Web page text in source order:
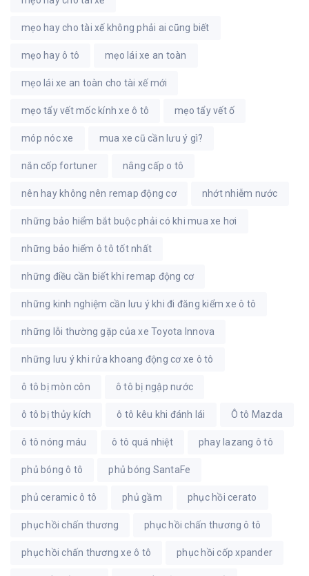
mẹo hay cho tài xế không phải ai cũng biết
mẹo hay ô tô mẹo lái xe an toàn
mẹo lái xe an toàn cho tài xế mới
mẹo tẩy vết mốc kính xe ô tô mẹo tẩy vết ố
móp nóc xe mua xe cũ cần lưu ý gì?
nắn cốp fortuner nâng cấp o tô
nên hay không nên remap động cơ nhớt nhiễm nước
những bảo hiểm bắt buộc phải có khi mua xe hơi
những bảo hiểm ô tô tốt nhất
những điều cần biết khi remap động cơ
những kinh nghiệm cần lưu ý khi đi đăng kiểm xe ô tô
những lỗi thường gặp của xe Toyota Innova
những lưu ý khi rửa khoang động cơ xe ô tô
ô tô bị mòn côn ô tô bị ngập nước
ô tô bị thủy kích ô tô kêu khi đánh lái Ô tô Mazda
ô tô nóng máu ô tô quá nhiệt phay lazang ô tô
phủ bóng ô tô phủ bóng SantaFe
phủ ceramic ô tô phủ gầm phục hồi cerato
phục hồi chấn thương phục hồi chấn thương ô tô
phục hồi chấn thương xe ô tô phục hồi cốp xpander